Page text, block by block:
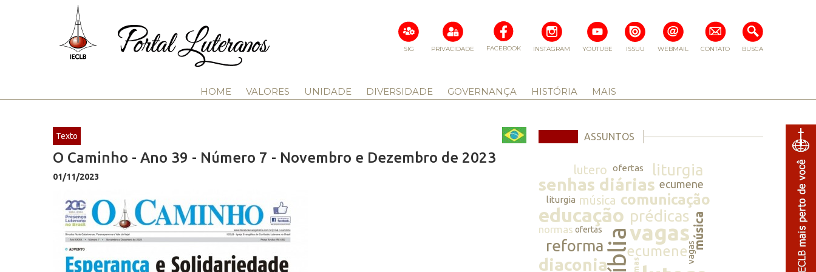
BUSCA
CONTATO
WEBMAIL
ISSUU
YOUTUBE
INSTAGRAM
FACEBOOK
PRIVACIDADE
SIG
HOME VALORES UNIDADE DIVERSIDADE GOVERNANÇA HISTÓRIA MAIS
Texto
O Caminho - Ano 39 - Número 7 - Novembro e Dezembro de 2023
01/11/2023
ASSUNTOS
lutero ofertas liturgia
senhas diárias ecumene
liturgia música comunicação
educação prédicasmúsica
normas ofertasbíbliavagas
reforma
diaconia
ecumenevagas